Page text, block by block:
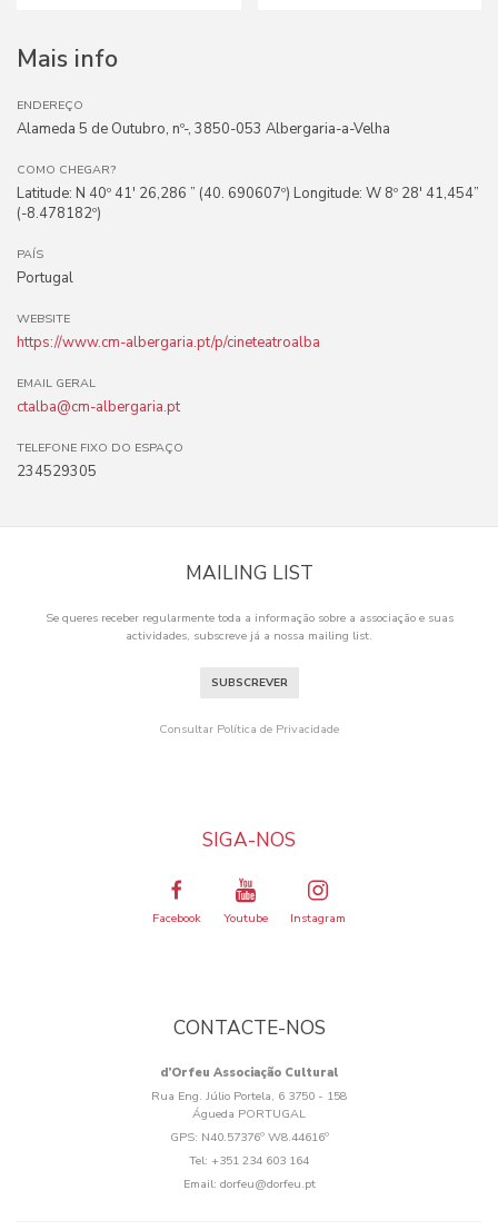
Mais info
ENDEREÇO
Alameda 5 de Outubro, nº-, 3850-053 Albergaria-a-Velha
COMO CHEGAR?
Latitude: N 40º 41′ 26,286 ” (40. 690607º) Longitude: W 8º 28′ 41,454”
(-8.478182º)
PAÍS
Portugal
WEBSITE
https://www.cm-albergaria.pt/p/cineteatroalba
EMAIL GERAL
ctalba@cm-albergaria.pt
TELEFONE FIXO DO ESPAÇO
234529305
MAILING LIST
Se queres receber regularmente toda a informação sobre a associação e suas
actividades, subscreve já a nossa mailing list.
SUBSCREVER
Consultar Política de Privacidade
SIGA-NOS
Facebook Youtube Instagram
CONTACTE-NOS
d’Orfeu Associação Cultural
Rua Eng. Júlio Portela, 6 3750 - 158
Águeda PORTUGAL
GPS: N40.57376º W8.44616º
Tel: +351 234 603 164
Email: dorfeu@dorfeu.pt